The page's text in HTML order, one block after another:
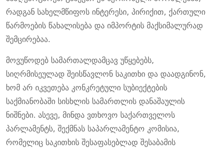
რადგან სახელმწიფოს ინტერესი, პირიქით, ქართული
წარმოების წახალისება და იმპორტის მაქსიმალურად
შემცირებაა.
მოვუწოდებ სამართალდამცავ უწყებებს,
სიღრმისეულად შეისწავლონ საკითხი და დაადგინონ,
ხომ არ იკვეთება კონკრეტული სუბიექტების
საქმიანობაში სისხლის სამართლის დანაშაულის
ნიშნები. ასევე, მინდა ვთხოვო საქართველოს
პარლამენტს, შექმნას საპარლამენტო კომისია,
რომელიც საკითხის შესაფასებლად შესაბამის